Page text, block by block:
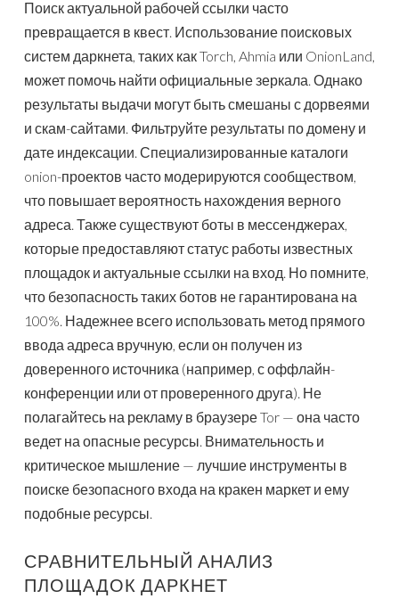
Поиск актуальной рабочей ссылки часто
превращается в квест. Использование поисковых
систем даркнета, таких как Torch, Ahmia или OnionLand,
может помочь найти официальные зеркала. Однако
результаты выдачи могут быть смешаны с дорвеями
и скам-сайтами. Фильтруйте результаты по домену и
дате индексации. Специализированные каталоги
onion-проектов часто модерируются сообществом,
что повышает вероятность нахождения верного
адреса. Также существуют боты в мессенджерах,
которые предоставляют статус работы известных
площадок и актуальные ссылки на вход. Но помните,
что безопасность таких ботов не гарантирована на
100%. Надежнее всего использовать метод прямого
ввода адреса вручную, если он получен из
доверенного источника (например, с оффлайн-
конференции или от проверенного друга). Не
полагайтесь на рекламу в браузере Tor — она часто
ведет на опасные ресурсы. Внимательность и
критическое мышление — лучшие инструменты в
поиске безопасного входа на кракен маркет и ему
подобные ресурсы.
СРАВНИТЕЛЬНЫЙ АНАЛИЗ
ПЛОЩАДОК ДАРКНЕТ